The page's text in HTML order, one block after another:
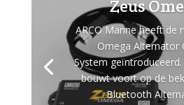
Zeus
ARCO Marine heeft de
Omega Alternator
System
bouwt voort op de
Bluetooth